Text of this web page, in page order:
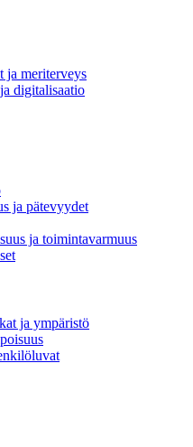
ja meriterveys
digitalisaatio
ja pätevyydet
ja toimintavarmuus
ja ympäristö